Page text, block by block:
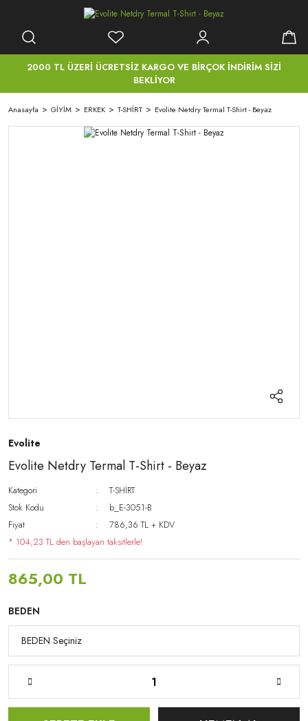
2000 TL ÜZERİ ÜCRETSİZ KARGO VE BİRÇOK İNDİRİM SİZİ
BEKLİYOR
Anasayfa GİYİM ERKEK T-SHİRT Evolite Netdry Termal T-Shirt - Beyaz
Evolite
Evolite Netdry Termal T-Shirt - Beyaz
Kategori
T-SHİRT
Stok Kodu
b_E-3051-B
Fiyat
786,36 TL + KDV
* 104,23 TL den başlayan taksitlerle!
865,00 TL
BEDEN